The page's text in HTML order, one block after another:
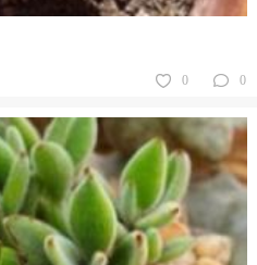
0 0